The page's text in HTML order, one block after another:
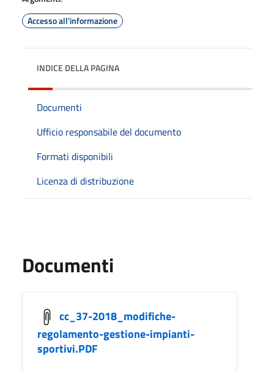
Accesso all'informazione
INDICE DELLA PAGINA
Documenti
Ufficio responsabile del documento
Formati disponibili
Licenza di distribuzione
Documenti
cc_37-2018_modifiche-
regolamento-gestione-impianti-
sportivi.PDF